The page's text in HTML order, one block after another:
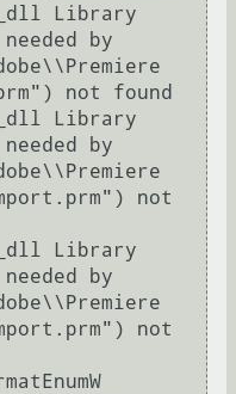
Library
by
not found
Library
by
not
Library
by
not